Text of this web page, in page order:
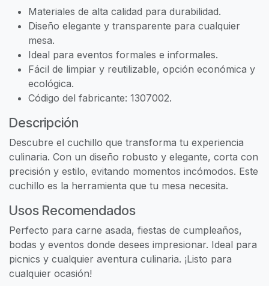
Materiales de alta calidad para durabilidad.
Diseño elegante y transparente para cualquier
mesa.
Ideal para eventos formales e informales.
Fácil de limpiar y reutilizable, opción económica y
ecológica.
Código del fabricante: 1307002.
Descripción
Descubre el cuchillo que transforma tu experiencia
culinaria. Con un diseño robusto y elegante, corta con
precisión y estilo, evitando momentos incómodos. Este
cuchillo es la herramienta que tu mesa necesita.
Usos Recomendados
Perfecto para carne asada, fiestas de cumpleaños,
bodas y eventos donde desees impresionar. Ideal para
picnics y cualquier aventura culinaria. ¡Listo para
cualquier ocasión!